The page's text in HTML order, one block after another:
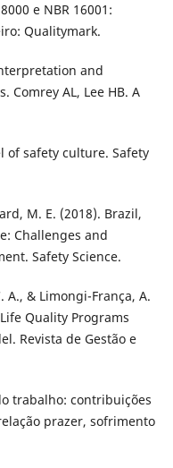
e NBR 16001:
Qualitymark.
and
AL, Lee HB. A
of safety culture. Safety
M. E. (2018). Brazil,
Challenges and
Safety Science.
A., & Limongi-França, A.
Quality Programs
Revista de Gestão e
trabalho: contribuições
prazer, sofrimento